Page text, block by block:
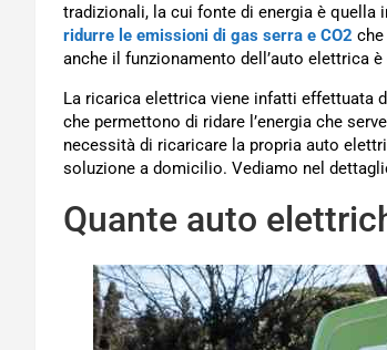
tradizionali, la cui fonte di energia è quella
ridurre le emissioni di gas serra e CO2
anche il funzionamento dell’auto elettrica
La ricarica elettrica viene infatti effettuata
che permettono di ridare l’energia che
necessità di ricaricare la propria auto
soluzione a domicilio. Vediamo nel
Quante auto